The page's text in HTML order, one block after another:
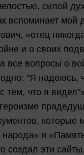
силой
вспоминает мой
«отец
и о своих
все вопросы о
одно: "Я надеюсь,
тем, что я
народа» и
создал эти сайты.